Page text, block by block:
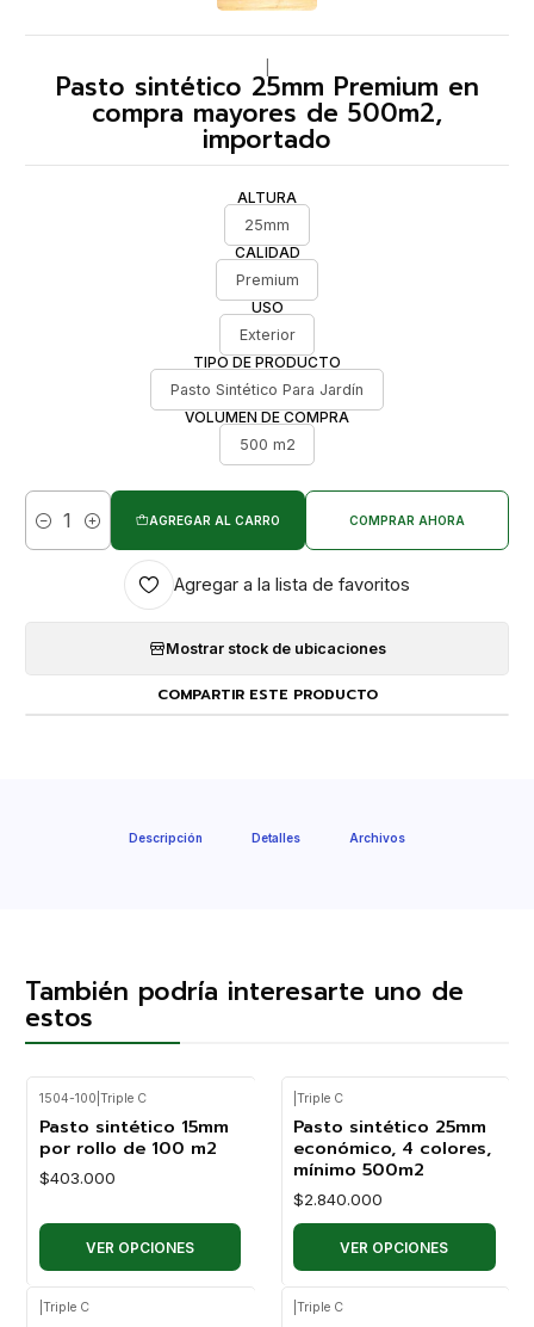
Pasto sintético 25mm Premium en
compra mayores de 500m2,
importado
ALTURA
25mm
CALIDAD
Premium
USO
Exterior
TIPO DE PRODUCTO
Pasto Sintético Para Jardín
VOLUMEN DE COMPRA
500 m2
Cantidad
AGREGAR AL CARRO COMPRAR AHORA
Agregar a la lista de favoritos
Mostrar stock de ubicaciones
COMPARTIR ESTE PRODUCTO
Descripción Detalles Archivos
También podría interesarte uno de
estos
1504-100 Triple C
Pasto sintético 15mm
por rollo de 100 m2
$403.000
VER OPCIONES
Triple C
Pasto sintético 25mm
económico, 4 colores,
mínimo 500m2
$2.840.000
VER OPCIONES
Triple C Triple C